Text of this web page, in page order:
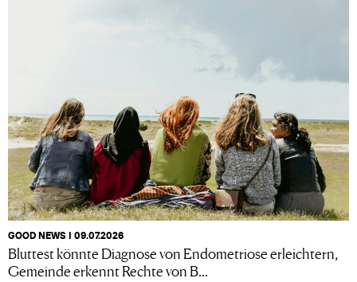
GOOD NEWS I 09.07.2026
Bluttest könnte Diagnose von Endometriose erleichtern,
Gemeinde erkennt Rechte von B...